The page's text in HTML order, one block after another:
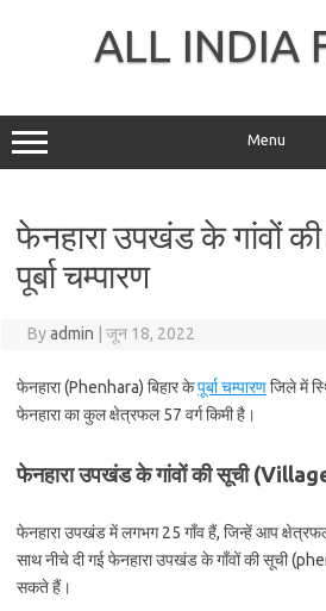
ALL INDIA
Menu
फेनहारा उपखंड के गांवों
पूर्बा चम्पारण
Byadmin जून 18, 2022
फेनहारा (Phenhara) बिहार केपूर्बा चम्पारणजिले में
फेनहारा का कुल क्षेत्रफल 57 वर्ग किमी है।
फेनहारा उपखंड के गांवों की सूची
फेनहारा उपखंड में लगभग 25 गाँव हैं, जिन्हें आप
साथ नीचे दी गई फेनहारा उपखंड के गाँवों की सूची
सकते हैं।